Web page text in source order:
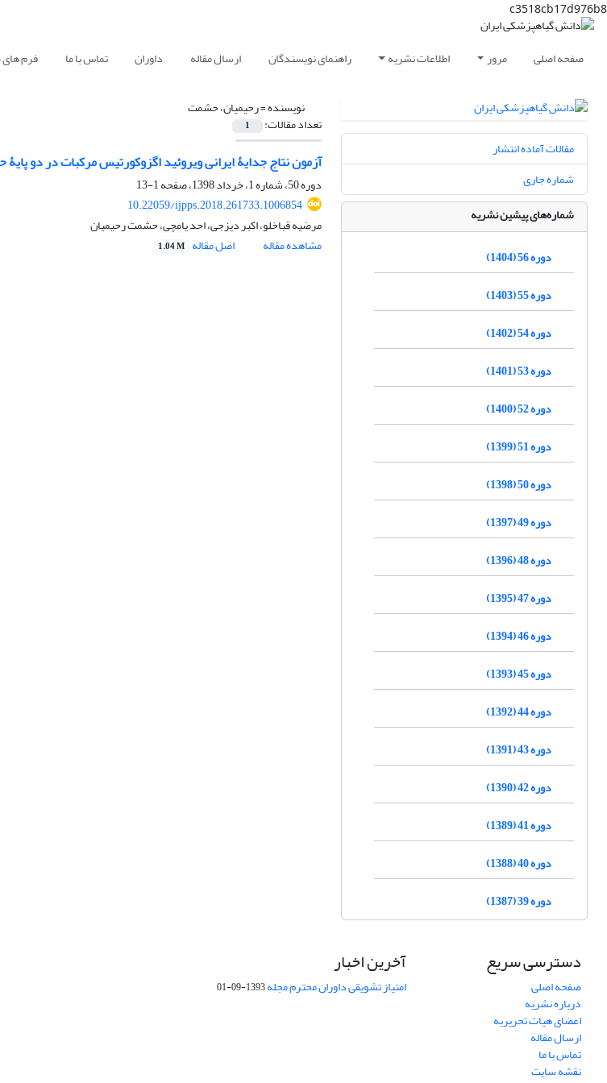
c3518cb17d976b8
صفحه اصلی مرور اطلاعات نشریه راهنمای نویسندگان ارسال مقاله داوران تماس با ما فرم
نویسنده =رحیمیان، حشمت‌
تعداد مقالات: 1
آزمون نتاج جدایۀ ایرانی ویروئید اگزوکورتیس مرکبات در دو
دوره 50، شماره 1، خرداد 1398، صفحه
1-13
10.22059/ijpps.2018.261733.1006854
مرضیه قباخلو، اکبر دیزجی، احد یامچی، حشمت‌ رحیمیان
مشاهده مقاله
اصل مقاله 1.04 M
مقالات آماده انتشار
شماره جاری
شماره‌های پیشین نشریه
دوره 56 (1404)
دوره 55 (1403)
دوره 54 (1402)
دوره 53 (1401)
دوره 52 (1400)
دوره 51 (1399)
دوره 50 (1398)
دوره 49 (1397)
دوره 48 (1396)
دوره 47 (1395)
دوره 46 (1394)
دوره 45 (1393)
دوره 44 (1392)
دوره 43 (1391)
دوره 42 (1390)
دوره 41 (1389)
دوره 40 (1388)
دوره 39 (1387)
دسترسی سریع
صفحه اصلی
درباره نشریه
اعضای هیات تحریریه
ارسال مقاله
تماس با ما
نقشه سایت
آخرین اخبار
امتیاز تشویقی داوران محترم مجله1393-09-01